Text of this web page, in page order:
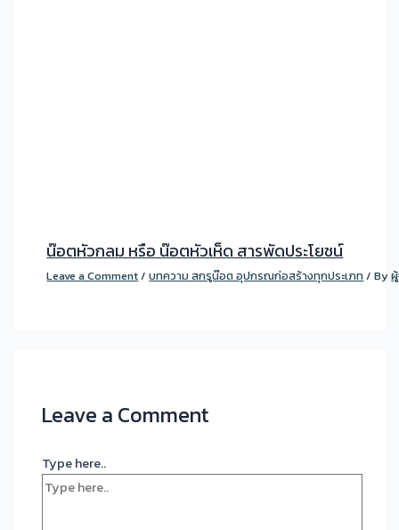
น๊อตหัวกลม หรือ น๊อตหัวเห็ด สารพัดประโยชน์
Leave a Comment/บทความ สกรูน๊อต อุปกรณก่อสร้างทุกประเภท / By
Leave a Comment
Type here..